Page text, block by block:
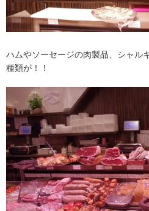
ハムやソーセージの肉製品、シャル
種類が！！